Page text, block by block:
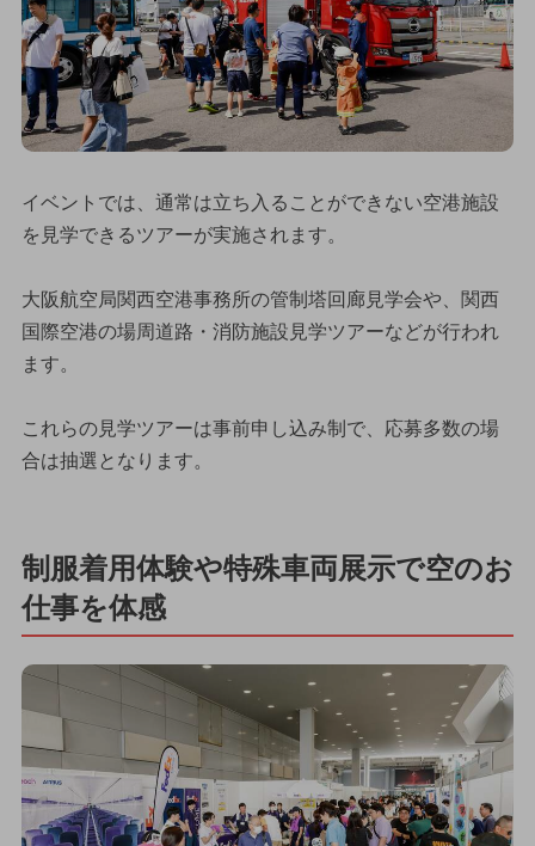
イベントでは、通常は立ち入ることができない空港施設
を見学できるツアーが実施されます。
大阪航空局関西空港事務所の管制塔回廊見学会や、関西
国際空港の場周道路・消防施設見学ツアーなどが行われ
ます。
これらの見学ツアーは事前申し込み制で、応募多数の場
合は抽選となります。
制服着用体験や特殊車両展示で空のお
仕事を体感